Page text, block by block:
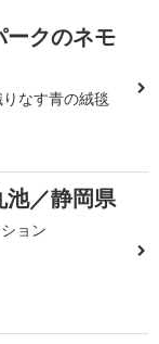
ークのネモ
なす青の絨毯
池／静岡県
ョン